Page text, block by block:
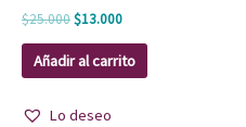
$25.000$13.000
Añadir al carrito
Lo deseo